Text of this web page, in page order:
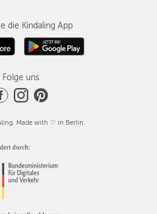
die Kindaling App
Folge uns
Made with ♡ in Berlin.